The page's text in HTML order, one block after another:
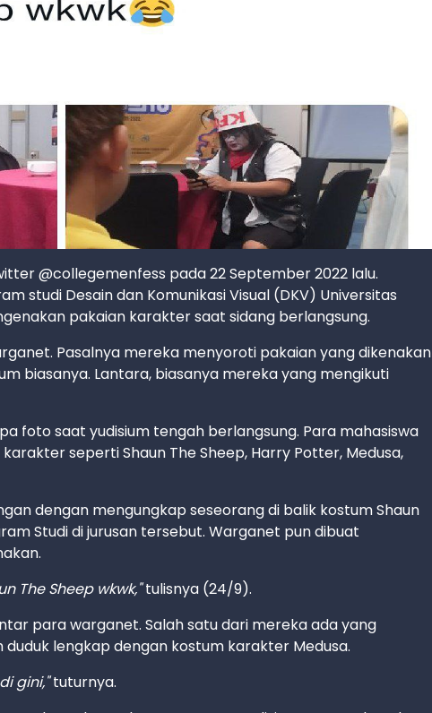
@collegemenfess pada 22 September 2022 lalu.
studi Desain dan Komunikasi Visual (DKV) Universitas
pakaian karakter saat sidang berlangsung.
Pasalnya mereka menyoroti pakaian yang dikenakan
biasanya. Lantara, biasanya mereka yang mengikuti
foto saat yudisium tengah berlangsung. Para mahasiswa
seperti Shaun The Sheep, Harry Potter, Medusa,
dengan mengungkap seseorang di balik kostum Shaun
Studi di jurusan tersebut. Warganet pun dibuat
The Sheep wkwk,"tulisnya (24/9).
para warganet. Salah satu dari mereka ada yang
duduk lengkap dengan kostum karakter Medusa.
gini,"tuturnya.